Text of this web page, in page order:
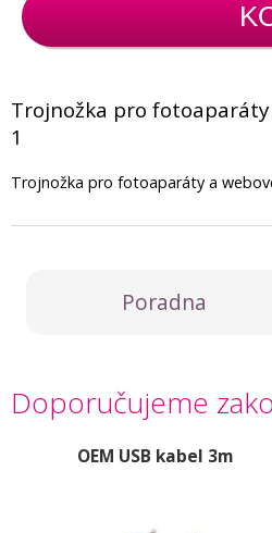
Trojnožka pro fotoaparáty
1
Trojnožka pro fotoaparáty a
Poradna
Doporučujeme
OEM USB kabel 3m